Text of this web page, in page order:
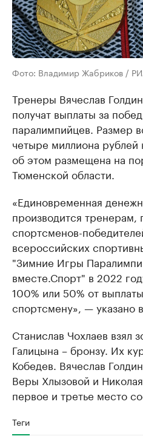
Фото: Владимир Жабриков /
Тренеры Вячеслав
получат выплаты за
паралимпийцев. Размер
четыре миллиона
об этом размещена на
Тюменской области.
«Единовременная
производится тренерам,
спортсменов-
всероссийских
"Зимние Игры
вместе.Спорт" в 2022
100% или 50% от
спортсмену», — указано
Станислав Чохлаев взял
Галицына – бронзу. Их
Кобедев. Вячеслав
Веры Хлызовой и
первое и третье место
Теги